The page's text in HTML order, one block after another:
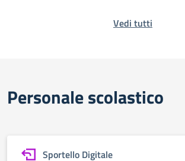
Vedi tutti
Personale scolastico
Sportello Digitale